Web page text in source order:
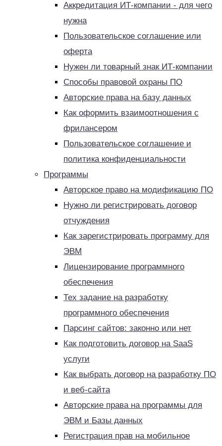
Аккредитация ИТ-компании - для чего
нужна
Пользовательское соглашение или
оферта
Нужен ли товарный знак ИТ-компании
Способы правовой охраны ПО
Авторские права на базу данных
Как оформить взаимоотношения с
фрилансером
Пользовательское соглашение и
политика конфиденциальности
Программы
Авторское право на модификацию ПО
Нужно ли регистрировать договор
отчуждения
Как зарегистрировать программу для
ЭВМ
Лицензирование программного
обеспечения
Тех задание на разработку
программного обеспечения
Парсинг сайтов: законно или нет
Как подготовить договор на SaaS
услуги
Как выбрать договор на разработку ПО
и веб-сайта
Авторские права на программы для
ЭВМ и Базы данных
Регистрация прав на мобильное